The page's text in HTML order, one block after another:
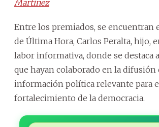
Martínez
Entre los premiados, se encuentran
de Última Hora, Carlos Peralta, hijo,
labor informativa, donde se destaca
que hayan colaborado en la difusión
información política relevante para
fortalecimiento de la democracia.